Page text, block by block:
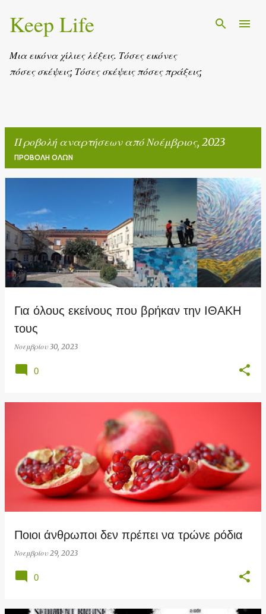
Keep Life
Μια εικόνα χίλιες λέξεις. Τόσες εικόνες
πόσες σκέψεις; Τόσες σκέψεις πόσες πράξεις;
Προβολή αναρτήσεων από Νοέμβριος, 2023
ΠΡΟΒΟΛΉ ΌΛΩΝ
α
ρ
τ
ή
Για όλους εκείνους που βρήκαν την ΙΘΑΚΗ
τους
Νοεμβρίου 30, 2023
0
Ποιοι άνθρωποι δεν πρέπει να τρώνε ρόδια
Νοεμβρίου 29, 2023
0